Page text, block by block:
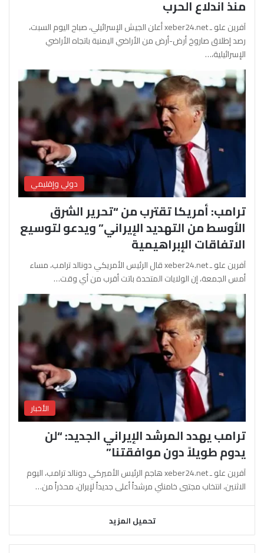
منذ اندلاع الحرب
آفرين علو ـ xeber24.net أعلن الجيش الإسرائيلي، صباح اليوم السبت،
رصد إطلاق صاروخ أرض-أرض من الأراضي اليمنية باتجاه الأراضي
الإسرائيلية،…
دولي وإقليمي
ترامب: أمريكا تقترب من “تحرير الشرق
الأوسط من التهديد الإيراني” ويدعو لتوسيع
الاتفاقات الإبراهيمية
آفرين علو ـ xeber24.net قال الرئيس الأمريكي دونالد ترامب، مساء
أمس الجمعة، إن الولايات المتحدة باتت أقرب من أي وقت…
الأخبار
ترامب يهدد المرشد الإيراني الجديد: “لن
يدوم طويلاً دون موافقتنا”
آفرين علو ـ xeber24.net هاجم الرئيس الأميركي دونالد ترامب، اليوم
الاثنين، انتخاب مجتبى خامنئي مرشداً أعلى جديداً لإيران، محذراً من…
تحميل المزيد